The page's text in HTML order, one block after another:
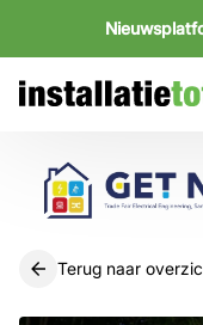
Terug naar